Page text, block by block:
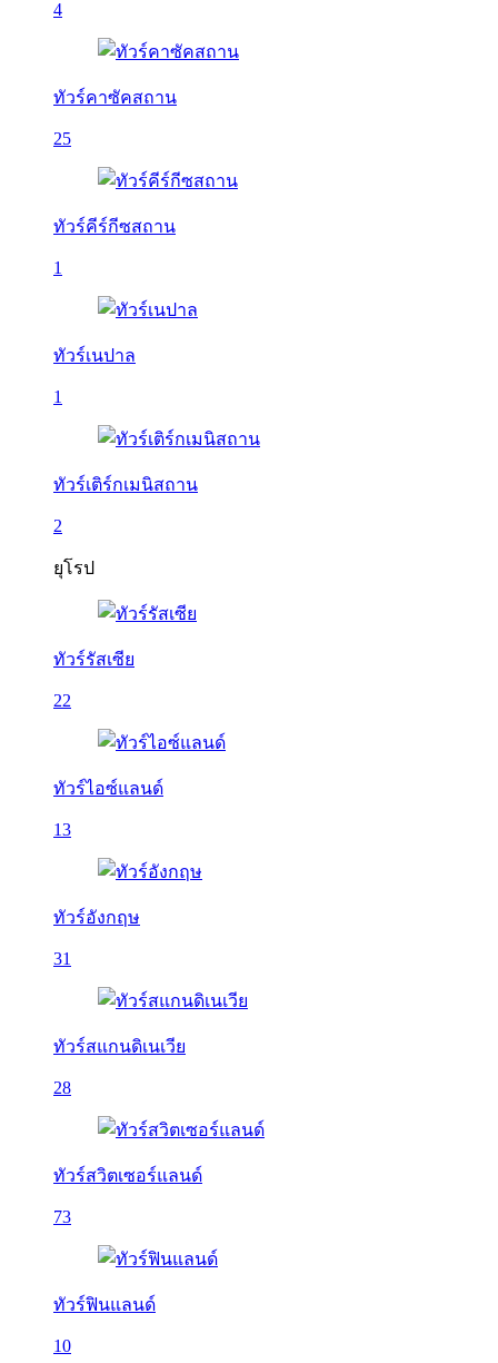
4
ทัวร์คาซัคสถาน
25
ทัวร์คีร์กีซสถาน
1
ทัวร์เนปาล
1
ทัวร์เติร์กเมนิสถาน
2
ยุโรป
ทัวร์รัสเซีย
22
ทัวร์ไอซ์แลนด์
13
ทัวร์อังกฤษ
31
ทัวร์สแกนดิเนเวีย
28
ทัวร์สวิตเซอร์แลนด์
73
ทัวร์ฟินแลนด์
10